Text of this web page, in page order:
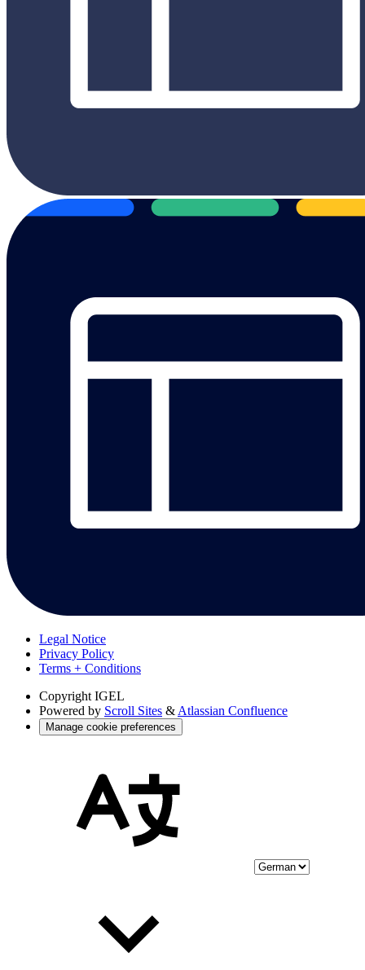
Legal Notice
Privacy Policy
Terms + Conditions
Copyright IGEL
Powered by Scroll Sites & Atlassian Confluence
Manage cookie preferences